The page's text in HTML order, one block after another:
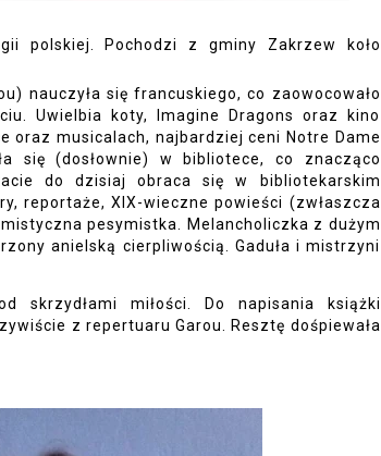
polskiej. Pochodzi z gminy Zakrzew koło
nauczyła się francuskiego, co zaowocowało
Uwielbia koty, Imagine Dragons oraz kino
oraz musicalach, najbardziej ceni Notre Dame
się (dosłownie) w bibliotece, co znacząco
do dzisiaj obraca się w bibliotekarskim
reportaże, XIX-wieczne powieści (zwłaszcza
pesymistka. Melancholiczka z dużym
anielską cierpliwością. Gaduła i mistrzyni
skrzydłami miłości. Do napisania książki
z repertuaru Garou. Resztę dośpiewała